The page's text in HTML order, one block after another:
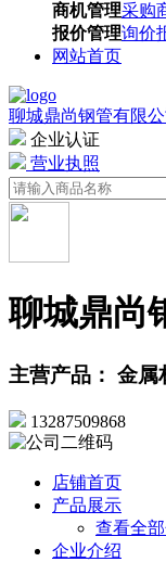
商机管理采购
报价管理询价
网站首页
聊城鼎尚钢管有限公
企业认证
营业执照
聊城鼎尚
主营产品： 金
13287509868
店铺首页
产品展示
查看全
企业介绍